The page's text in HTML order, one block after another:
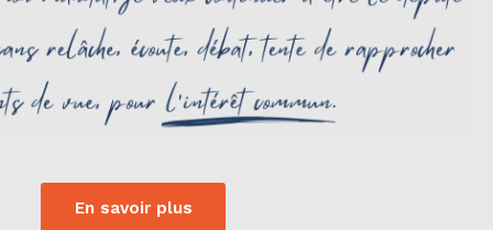
En savoir plus